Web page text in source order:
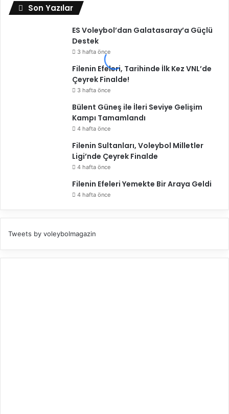
Son Yazılar
ES Voleybol’dan Galatasaray’a Güçlü
Destek
3 hafta önce
Filenin Efeleri, Tarihinde İlk Kez VNL’de
Çeyrek Finalde!
3 hafta önce
Bülent Güneş ile İleri Seviye Gelişim
Kampı Tamamlandı
4 hafta önce
Filenin Sultanları, Voleybol Milletler
Ligi’nde Çeyrek Finalde
4 hafta önce
Filenin Efeleri Yemekte Bir Araya Geldi
4 hafta önce
Tweets by voleybolmagazin